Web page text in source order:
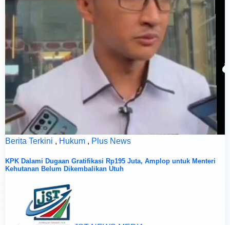
Berita Terkini , Hukum , Plus News
KPK Dalami Dugaan Gratifikasi Rp195 Juta, Amplop untuk Menteri
Kehutanan Belum Dikembalikan Utuh